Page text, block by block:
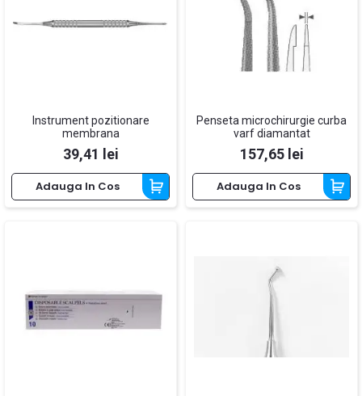
Instrument pozitionare
membrana
Pret
39,41 lei
Adauga In Cos
Penseta microchirurgie curba
varf diamantat
Pret
157,65 lei
Adauga In Cos